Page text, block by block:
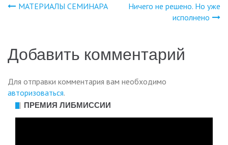
Навигация
записям
МАТЕРИАЛЫ СЕМИНАРА
Ничего не решено. Но уже
исполнено
Добавить комментарий
Для отправки комментария вам необходимо
авторизоваться.
ПРЕМИЯ ЛИБМИССИИ